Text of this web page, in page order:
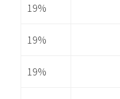
19%
19%
19%